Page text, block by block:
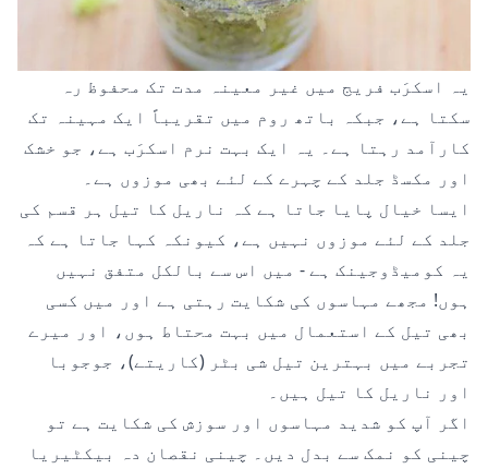
یہ اسکرَب فریج میں غیر معینہ مدت تک محفوظ رہ
سکتا ہے، جبکہ باتھ روم میں تقریباً ایک مہینہ تک
کارآمد رہتا ہے۔ یہ ایک بہت نرم اسکرَب ہے، جو خشک
اور مکسڈ جلد کے چہرے کے لئے بھی موزوں ہے۔
ایسا خیال پایا جاتا ہے کہ ناریل کا تیل ہر قسم کی
جلد کے لئے موزوں نہیں ہے، کیونکہ کہا جاتا ہے کہ
یہ کومیڈوجینک ہے - میں اس سے بالکل متفق نہیں
ہوں! مجھے مہاسوں کی شکایت رہتی ہے اور میں کسی
بھی تیل کے استعمال میں بہت محتاط ہوں، اور میرے
تجربے میں بہترین تیل شی بٹر (کاریتے)، جوجوبا
اور ناریل کا تیل ہیں۔
اگر آپ کو شدید مہاسوں اور سوزش کی شکایت ہے تو
چینی کو نمک سے بدل دیں۔ چینی نقصان دہ بیکٹیریا